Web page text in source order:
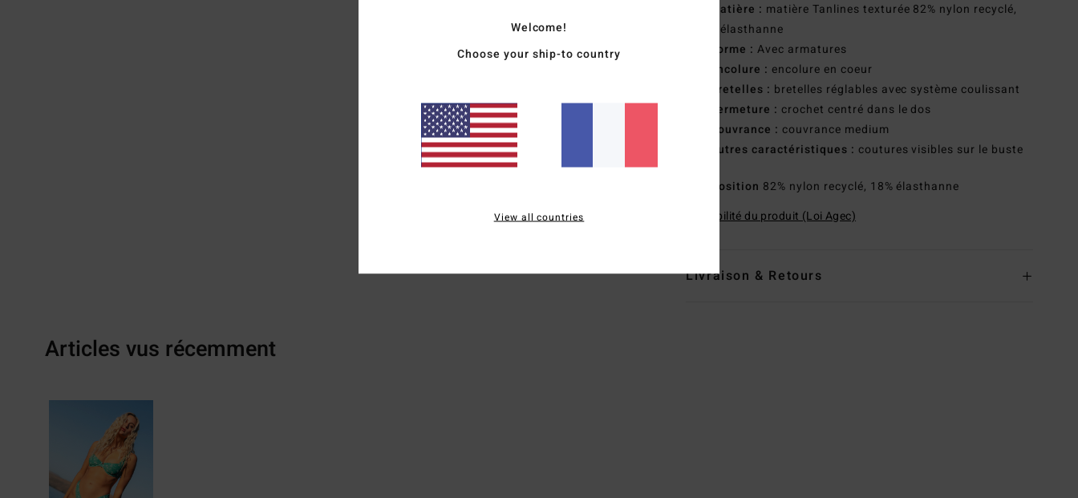
Matière : matière Tanlines texturée 82% nylon recyclé,
18% élasthanne
Forme : Avec armatures
Encolure : encolure en coeur
Bretelles : bretelles réglables avec système coulissant
Fermeture : crochet centré dans le dos
Couvrance : couvrance medium
Autres caractéristiques : coutures visibles sur le buste
Composition 82% nylon recyclé, 18% élasthanne
Traçabilité du produit (Loi Agec)
Livraison & Retours
Articles vus récemment
Welcome!
Choose your ship-to country
View all countries